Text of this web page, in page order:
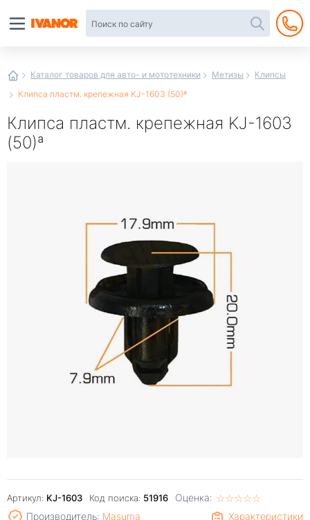
Каталог товаров для авто- и мототехники Метизы
Клипсы
Клипса пластм. крепежная KJ-1603 (50)ª
Клипса пластм. крепежная KJ-1603
(50)ª
Артикул: KJ-1603 Код поиска: 51916 Оценка: ☆☆☆☆☆
★★★★★
Характеристики
Производитель: Masuma
интернет-